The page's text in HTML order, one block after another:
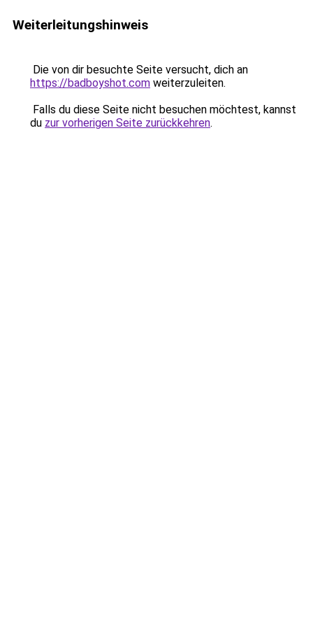
Weiterleitungshinweis
Die von dir besuchte Seite versucht, dich an
https://badboyshot.com weiterzuleiten.
Falls du diese Seite nicht besuchen möchtest, kannst
du zur vorherigen Seite zurückkehren.